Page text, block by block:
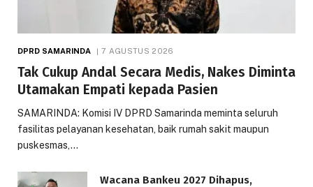
DPRD SAMARINDA 7 AGUSTUS 2026
Tak Cukup Andal Secara Medis, Nakes Diminta
Utamakan Empati kepada Pasien
SAMARINDA: Komisi IV DPRD Samarinda meminta seluruh
fasilitas pelayanan kesehatan, baik rumah sakit maupun
puskesmas,…
Wacana Bankeu 2027 Dihapus,